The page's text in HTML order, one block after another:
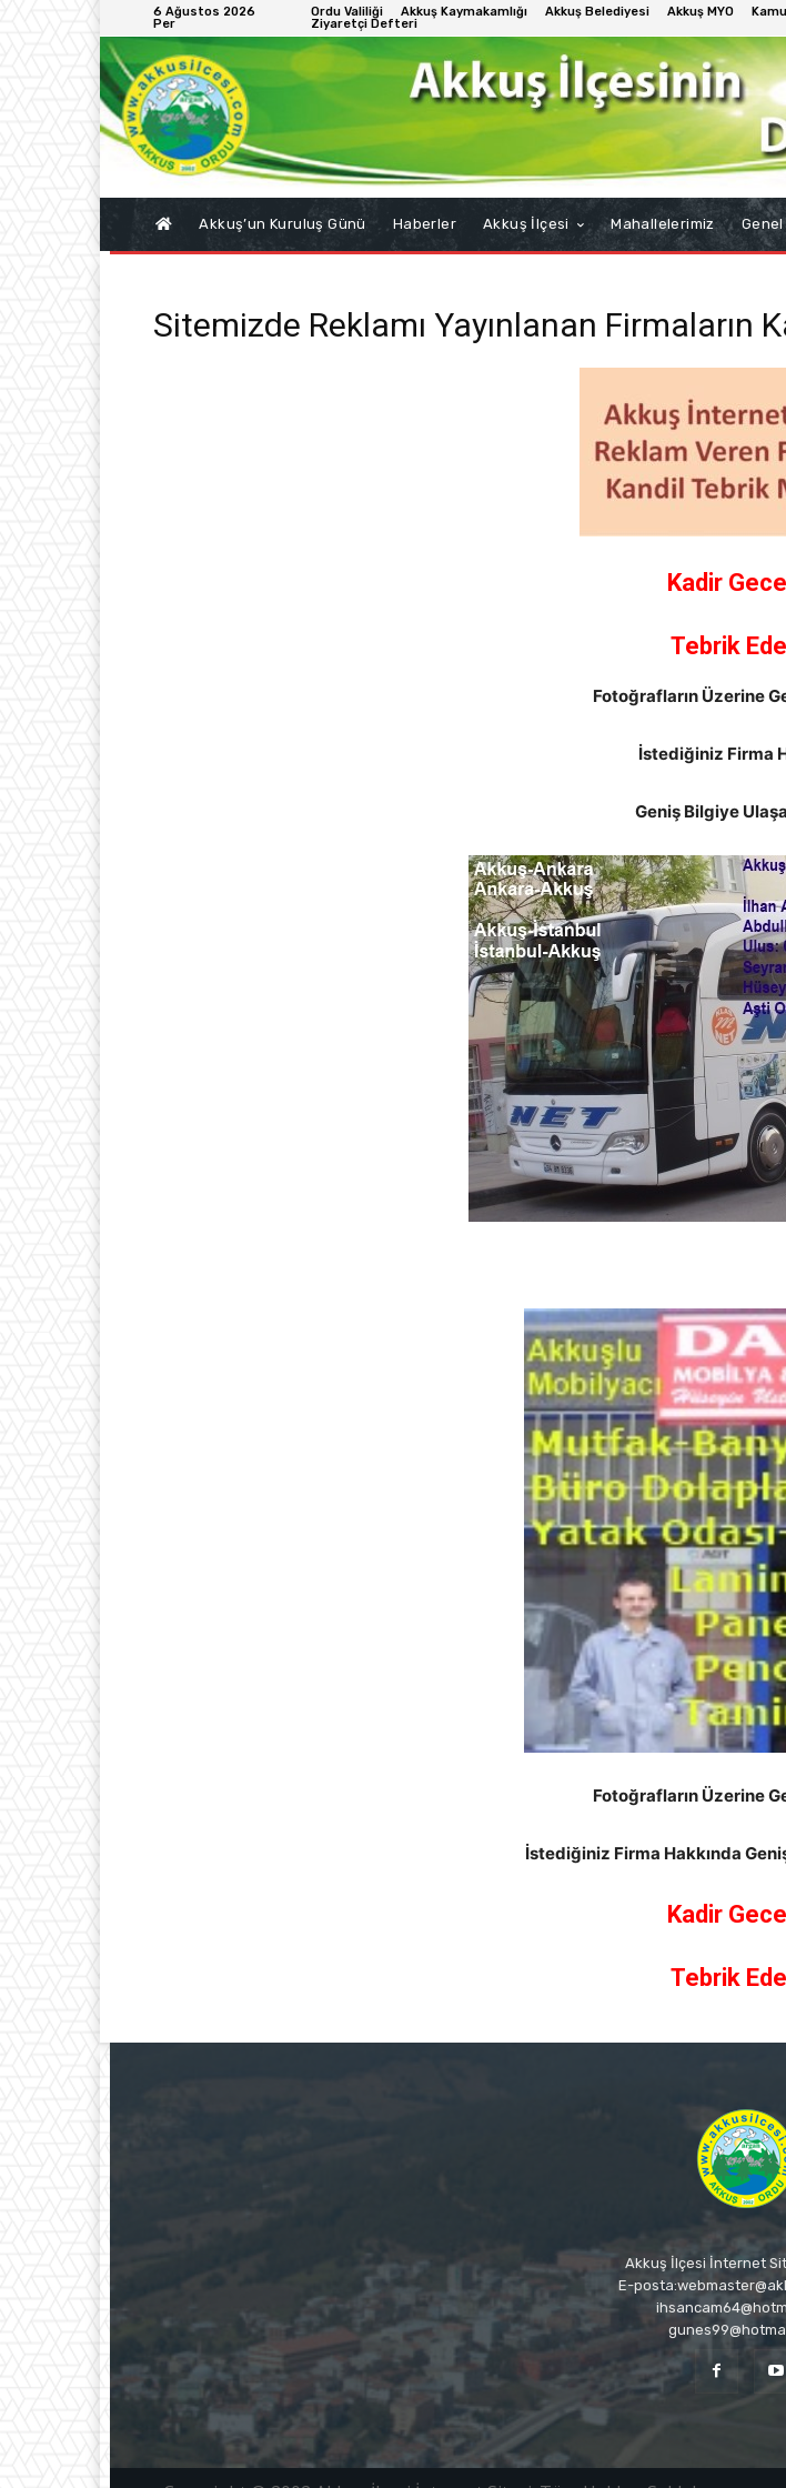
6 Ağustos 2026
Per
Ordu Valiliği Akkuş Kaymakamlığı Akkuş Belediyesi Akkuş MYO
Ziyaretçi Defteri
Akkuş’un Kuruluş Günü Haberler Akkuş İlçesi Mahallelerimiz
Sitemizde Reklamı Yayınlanan Firmaların
Kadir
Tebrik
Fotoğrafların Üzerine
İstediğiniz Firma
Geniş Bilgiye
Fotoğrafların Üzerine
İstediğiniz Firma Hakkında
Kadir
Tebrik
Akkuş İlçesi İnternet
E-